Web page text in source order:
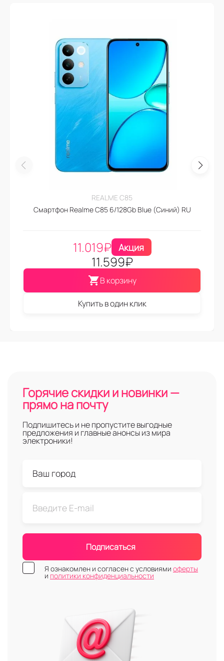
REALME C85
Смартфон Realme C85 6/128Gb Blue (Синий) RU
11.019₽ Акция
11.599₽
В корзину
Купить в один клик
Горячие скидки и новинки —
прямо на почту
Подпишитесь и не пропустите выгодные
предложения и главные анонсы из мира
электроники!
Подписаться
Я ознакомлен и согласен с условиями оферты
и политики конфиденциальности